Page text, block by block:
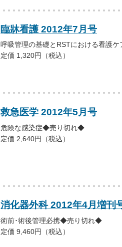
臨牀看護 2012年7月号
呼吸管理の基礎とRSTにおける看護
定価 1,320円（税込）
救急医学 2012年5月号
危険な感染症◆売り切れ◆
定価 2,640円（税込）
消化器外科 2012年4月増刊
術前･術後管理必携◆売り切れ◆
定価 9,460円（税込）